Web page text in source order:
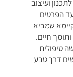
ועיצוב
הפרטים
שמביא
חיים.
טיפולית
דרך טבע